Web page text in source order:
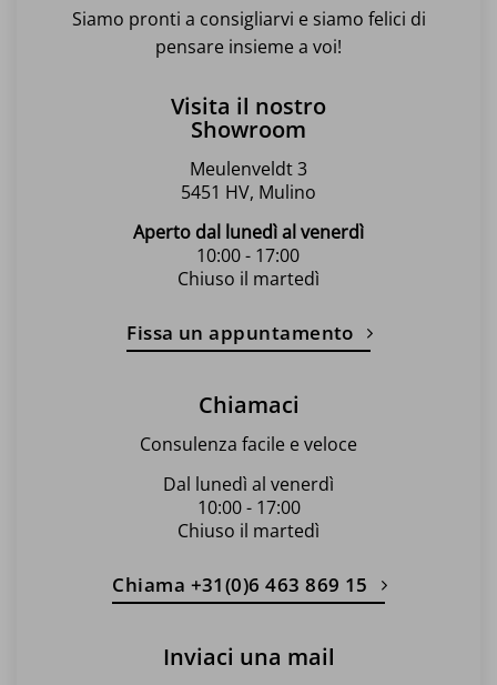
possono
essere
scelte
pagina
del
Siamo pronti a consigliarvi e siamo felici di
pensare insieme a voi!
Visita il nostro
Showroom
Meulenveldt 3
5451 HV, Mulino
Aperto dal lunedì al venerdì
10:00 - 17:00
Chiuso il martedì
Fissa un appuntamento
Chiamaci
Consulenza facile e veloce
Dal lunedì al venerdì
10:00 - 17:00
Chiuso il martedì
Chiama +31(0)6 463 869 15
Inviaci una mail